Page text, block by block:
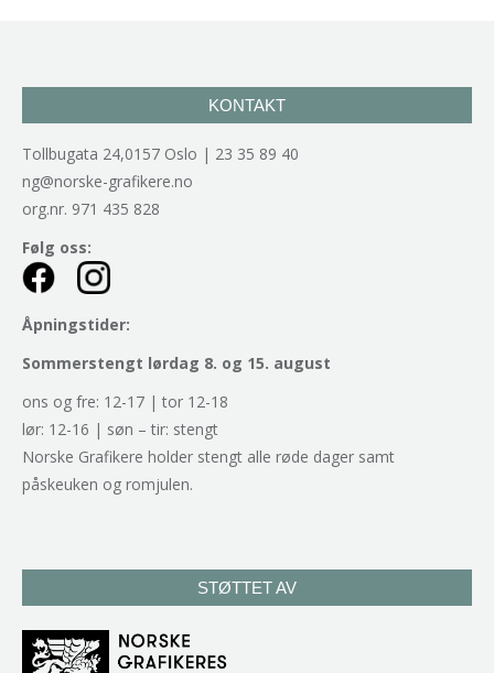
KONTAKT
Tollbugata 24,0157 Oslo | 23 35 89 40
ng@norske-grafikere.no
org.nr. 971 435 828
Følg oss:
Åpningstider:
Sommerstengt lørdag 8. og 15. august
ons og fre: 12-17 | tor 12-18
lør: 12-16 | søn – tir: stengt
Norske Grafikere holder stengt alle røde dager samt
påskeuken og romjulen.
STØTTET AV